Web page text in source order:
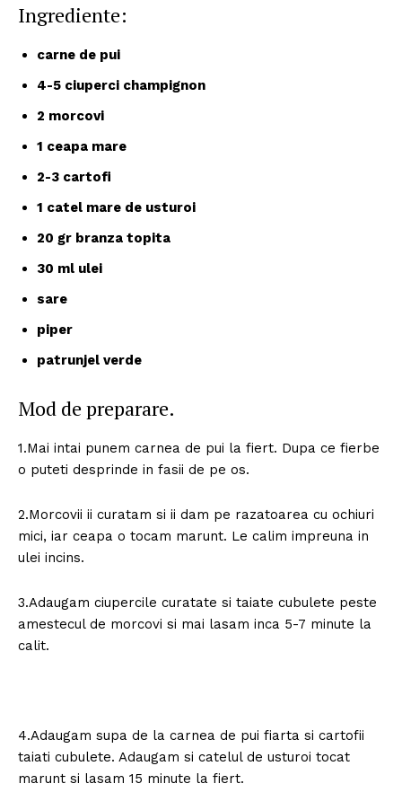
Ingrediente:
carne de pui
4-5 ciuperci champignon
2 morcovi
1 ceapa mare
2-3 cartofi
1 catel mare de usturoi
20 gr branza topita
30 ml ulei
sare
piper
patrunjel verde
Mod de preparare.
1.Mai intai punem carnea de pui la fiert. Dupa ce fierbe
o puteti desprinde in fasii de pe os.
2.Morcovii ii curatam si ii dam pe razatoarea cu ochiuri
mici, iar ceapa o tocam marunt. Le calim impreuna in
ulei incins.
3.Adaugam ciupercile curatate si taiate cubulete peste
amestecul de morcovi si mai lasam inca 5-7 minute la
calit.
4.Adaugam supa de la carnea de pui fiarta si cartofii
taiati cubulete. Adaugam si catelul de usturoi tocat
marunt si lasam 15 minute la fiert.